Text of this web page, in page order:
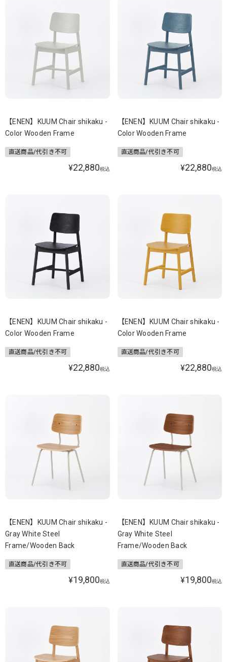
【ENEN】KUUM Chair shikaku -
Color Wooden Frame
直送商品/代引き不可
¥22,880税込
【ENEN】KUUM Chair shikaku -
Color Wooden Frame
直送商品/代引き不可
¥22,880税込
【ENEN】KUUM Chair shikaku -
Color Wooden Frame
直送商品/代引き不可
¥22,880税込
【ENEN】KUUM Chair shikaku -
Color Wooden Frame
直送商品/代引き不可
¥22,880税込
【ENEN】KUUM Chair shikaku -
Gray White Steel
Frame/Wooden Back
直送商品/代引き不可
¥19,800税込
【ENEN】KUUM Chair shikaku -
Gray White Steel
Frame/Wooden Back
直送商品/代引き不可
¥19,800税込